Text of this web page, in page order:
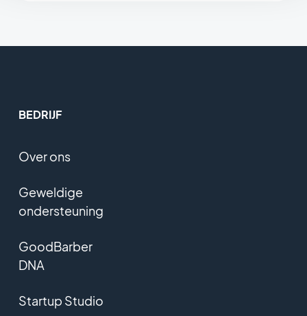
BEDRIJF
Over ons
Geweldige
ondersteuning
GoodBarber
DNA
Startup Studio